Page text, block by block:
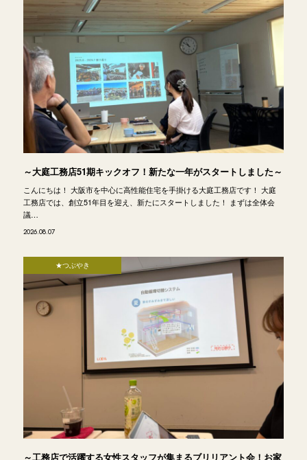
～大庭工務店51期キックオフ！新たな一年がスタートしました～
こんにちは！ 大阪市を中心に高性能住宅を手掛ける大庭工務店です！ 大庭
工務店では、創立51年目を迎え、新たにスタートしました！ まずは全体会
議…
2026.08.07
★つぶやき
～工務店で活躍する女性スタッフが集まるブリリアント会！お家